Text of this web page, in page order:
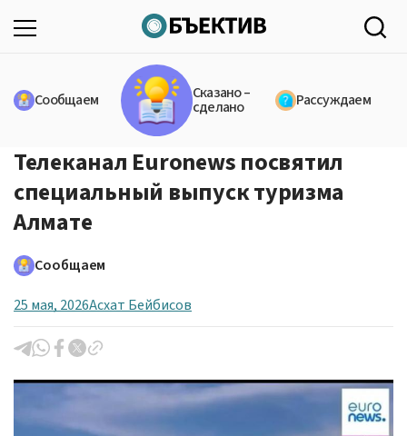
Сообщаем Сказано –
сделано Рассуждаем
Телеканал Euronews посвятил
специальный выпуск туризма
Алмате
Сообщаем
25 мая, 2026Асхат Бейбисов